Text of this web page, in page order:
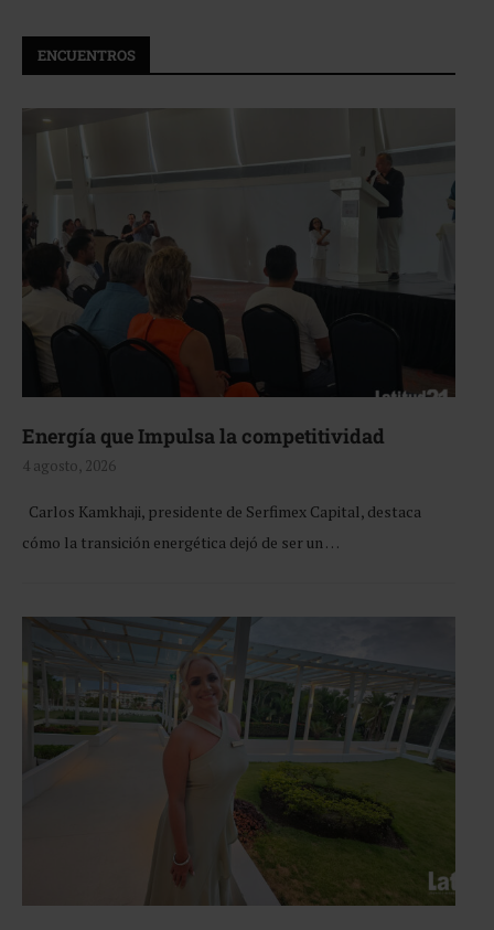
ENCUENTROS
Energía que Impulsa la competitividad
4 agosto, 2026
Carlos Kamkhaji, presidente de Serfimex Capital, destaca
cómo la transición energética dejó de ser un …